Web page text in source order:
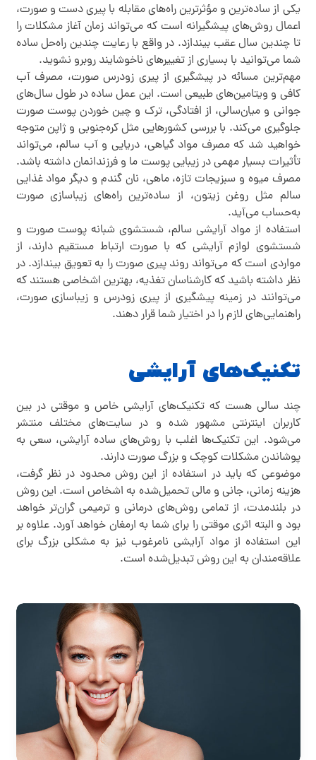
یکی از ساده‌ترین و مؤثرترین راه‌های مقابله با پیری دست و صورت،
اعمال روش‌های پیشگیرانه است که می‌تواند زمان آغاز مشکلات را
تا چندین سال عقب بیندازد. در واقع با رعایت چندین راه‌حل ساده
شما می‌توانید با بسیاری از تغییر‌های ناخوشایند روبرو نشوید.
مهم‌ترین مسائه در پیشگیری از پیری زودرس صورت، مصرف آب
کافی و ویتامین‌های طبیعی است. این عمل ساده در طول سال‌های
جوانی و میان‌سالی، از افتادگی، ترک و چین خوردن پوست صورت
جلوگیری می‌کند. با بررسی کشور‌هایی مثل کره‌جنوبی و ژاپن متوجه
خواهید شد که مصرف مواد گیاهی، دریایی و آب سالم، می‌تواند
تأثیرات بسیار مهمی در زیبایی پوست ما و فرزندانمان داشته باشد.
مصرف میوه و سبزیجات تازه، ماهی، نان گندم و دیگر مواد غذایی
سالم مثل روغن زیتون، از ساده‌ترین راه‌های زیباسازی صورت
به‌حساب می‌آید.
استفاده از مواد آرایشی سالم، شستشوی شبانه پوست صورت و
شستشوی لوازم آرایشی که با صورت ارتباط مستقیم دارند، از
مواردی است که می‌تواند روند پیری صورت را به تعویق بیندازد. در
نظر داشته باشید که کارشناسان تغذیه، بهترین اشخاصی هستند که
می‌توانند در زمینه پیشگیری از پیری زودرس و زیباسازی صورت،
راهنمایی‌های لازم را در اختیار شما قرار دهند.
تکنیک‌های آرایشی
چند سالی هست که تکنیک‌های آرایشی خاص و موقتی در بین
کاربران اینترنتی مشهور شده و در سایت‌های مختلف منتشر
می‌شود. این تکنیک‌ها اغلب با روش‌های ساده آرایشی، سعی به
پوشاندن مشکلات کوچک و بزرگ صورت دارند.
موضوعی که باید در استفاده از این روش محدود در نظر گرفت،
هزینه زمانی، جانی و مالی تحمیل‌شده به اشخاص است. این روش
در بلندمدت، از تمامی روش‌های درمانی و ترمیمی گران‌تر خواهد
بود و البته اثری موقتی را برای شما به ارمغان خواهد آورد. علاوه بر
این استفاده از مواد آرایشی نامرغوب نیز به مشکلی بزرگ برای
علاقه‌مندان به این روش تبدیل‌شده است.